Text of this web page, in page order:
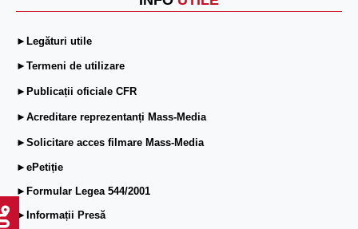
►Legături utile
►Termeni de utilizare
►Publicații oficiale CFR
►Acreditare reprezentanți Mass-Media
►Solicitare acces filmare Mass-Media
►ePetiție
►Formular Legea 544/2001
►Informații Presă